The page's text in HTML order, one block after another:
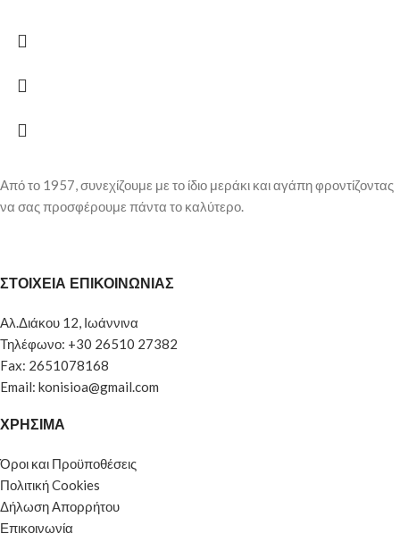
Από το 1957, συνεχίζουμε με το ίδιο μεράκι και αγάπη φροντίζοντας
να σας προσφέρουμε πάντα το καλύτερο.
ΣΤΟΙΧΕΙΑ ΕΠΙΚΟΙΝΩΝΙΑΣ
Αλ.Διάκου 12, Ιωάννινα
Τηλέφωνο: +30 26510 27382
Fax: 2651078168
Email: konisioa@gmail.com
ΧΡΗΣΙΜΑ
Όροι και Προϋποθέσεις
Πολιτική Cookies
Δήλωση Απορρήτου
Επικοινωνία